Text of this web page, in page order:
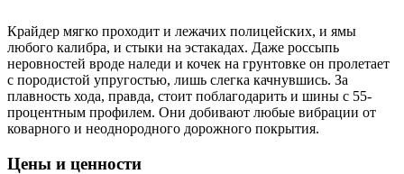
Крайдер мягко проходит и лежачих полицейских, и ямы
любого калибра, и стыки на эстакадах. Даже россыпь
неровностей вроде наледи и кочек на грунтовке он пролетает
с породистой упругостью, лишь слегка качнувшись. За
плавность хода, правда, стоит поблагодарить и шины с 55-
процентным профилем. Они добивают любые вибрации от
коварного и неоднородного дорожного покрытия.
Цены и ценности